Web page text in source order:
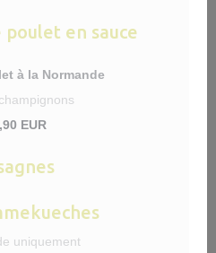
poulet en sauce
à la Normande
EUR
uniquement